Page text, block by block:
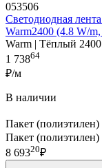
053506
Светодиодная
Warm2400 (4.8 W/
Warm | Тёплый
1 73864
₽/м
В наличии
Пакет
Пакет
8 69320₽